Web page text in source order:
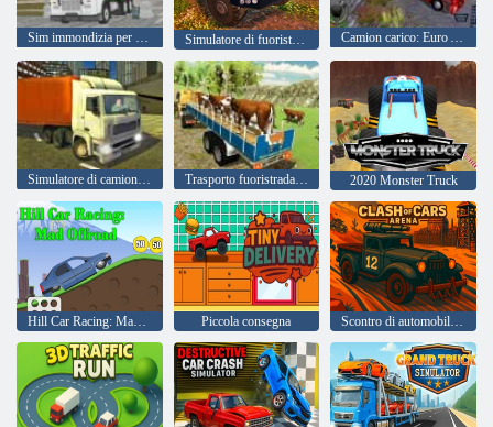
Sim immondizia per camion pulito dell'isola Simulatore di fuoristrada Hill Climb Camion carico: Euro American Tour
Simulatore di camion della città reale Trasporto fuoristrada di camion di animali 2020 Monster Truck
Hill Car Racing: Mad Offroad Piccola consegna Scontro di automobili Arena